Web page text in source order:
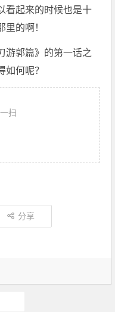
看起来的时候也是十
的啊！
游郭篇》的第一话之
何呢？
扫
分享